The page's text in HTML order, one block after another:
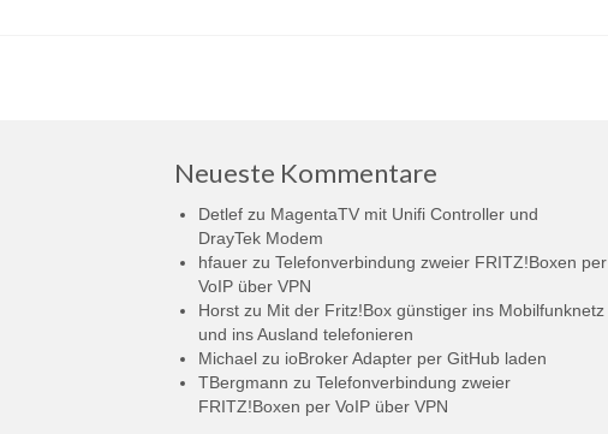
Neueste Kommentare
Detlef zu MagentaTV mit Unifi Controller und
DrayTek Modem
hfauer zu Telefonverbindung zweier FRITZ!Boxen per
VoIP über VPN
Horst zu Mit der Fritz!Box günstiger ins Mobilfunknetz
und ins Ausland telefonieren
Michael zu ioBroker Adapter per GitHub laden
TBergmann zu Telefonverbindung zweier
FRITZ!Boxen per VoIP über VPN